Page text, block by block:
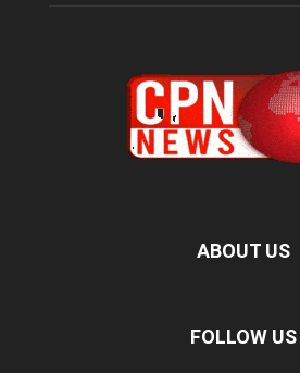
ABOUT US
FOLLOW US